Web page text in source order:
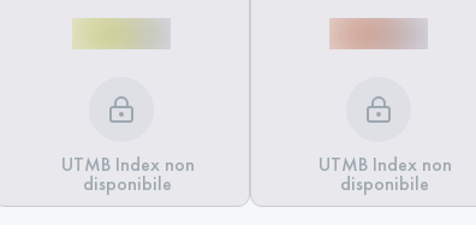
UTMB Index non
disponibile
UTMB Index non
disponibile